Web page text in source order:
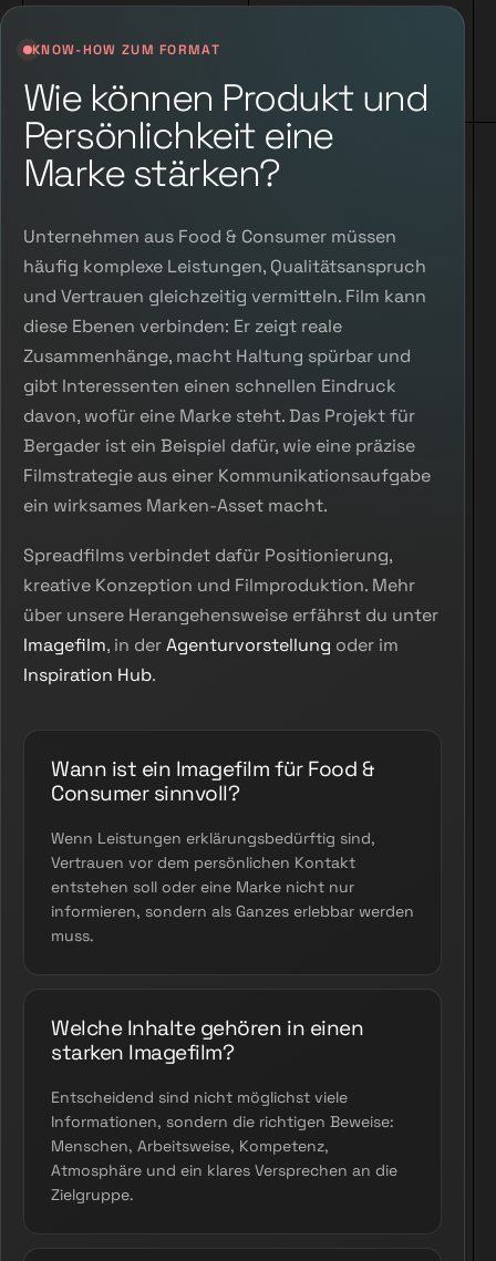
KNOW-HOW ZUM FORMAT
Wie können Produkt und
Persönlichkeit eine
Marke stärken?
Unternehmen aus Food & Consumer müssen
häufig komplexe Leistungen, Qualitätsanspruch
und Vertrauen gleichzeitig vermitteln. Film kann
diese Ebenen verbinden: Er zeigt reale
Zusammenhänge, macht Haltung spürbar und
gibt Interessenten einen schnellen Eindruck
davon, wofür eine Marke steht. Das Projekt für
Bergader ist ein Beispiel dafür, wie eine präzise
Filmstrategie aus einer Kommunikationsaufgabe
ein wirksames Marken-Asset macht.
Spreadfilms verbindet dafür Positionierung,
kreative Konzeption und Filmproduktion. Mehr
über unsere Herangehensweise erfährst du unter
Imagefilm, in derAgenturvorstellung oder im
Inspiration Hub.
Wann ist ein Imagefilm für Food &
Consumer sinnvoll?
Wenn Leistungen erklärungsbedürftig sind,
Vertrauen vor dem persönlichen Kontakt
entstehen soll oder eine Marke nicht nur
informieren, sondern als Ganzes erlebbar werden
muss.
Welche Inhalte gehören in einen
starken Imagefilm?
Entscheidend sind nicht möglichst viele
Informationen, sondern die richtigen Beweise:
Menschen, Arbeitsweise, Kompetenz,
Atmosphäre und ein klares Versprechen an die
Zielgruppe.